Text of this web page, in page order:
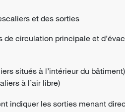
et des sorties
de circulation principale et
situés à l’intérieur du bâtiment)
à l’air libre)
indiquer les sorties menant